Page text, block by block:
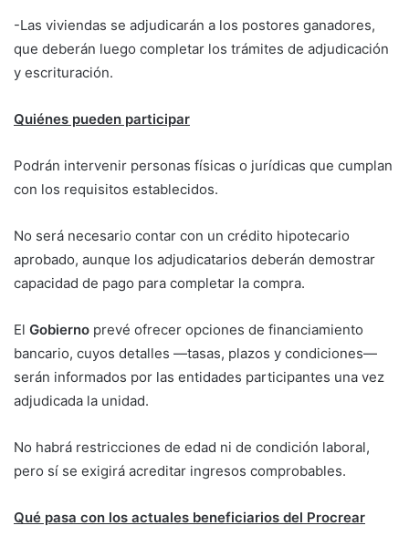
-Las viviendas se adjudicarán a los postores ganadores,
que deberán luego completar los trámites de adjudicación
y escrituración.
Quiénes pueden participar
Podrán intervenir personas físicas o jurídicas que cumplan
con los requisitos establecidos.
No será necesario contar con un crédito hipotecario
aprobado, aunque los adjudicatarios deberán demostrar
capacidad de pago para completar la compra.
El Gobierno prevé ofrecer opciones de financiamiento
bancario, cuyos detalles —tasas, plazos y condiciones—
serán informados por las entidades participantes una vez
adjudicada la unidad.
No habrá restricciones de edad ni de condición laboral,
pero sí se exigirá acreditar ingresos comprobables.
Qué pasa con los actuales beneficiarios del Procrear